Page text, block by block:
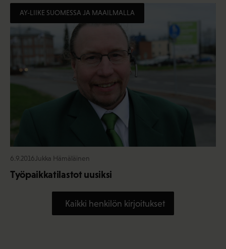
AY-LIIKE SUOMESSA JA MAAILMALLA
6.9.2016 Jukka Hämäläinen
Työpaikkatilastot uusiksi
Kaikki henkilön kirjoitukset